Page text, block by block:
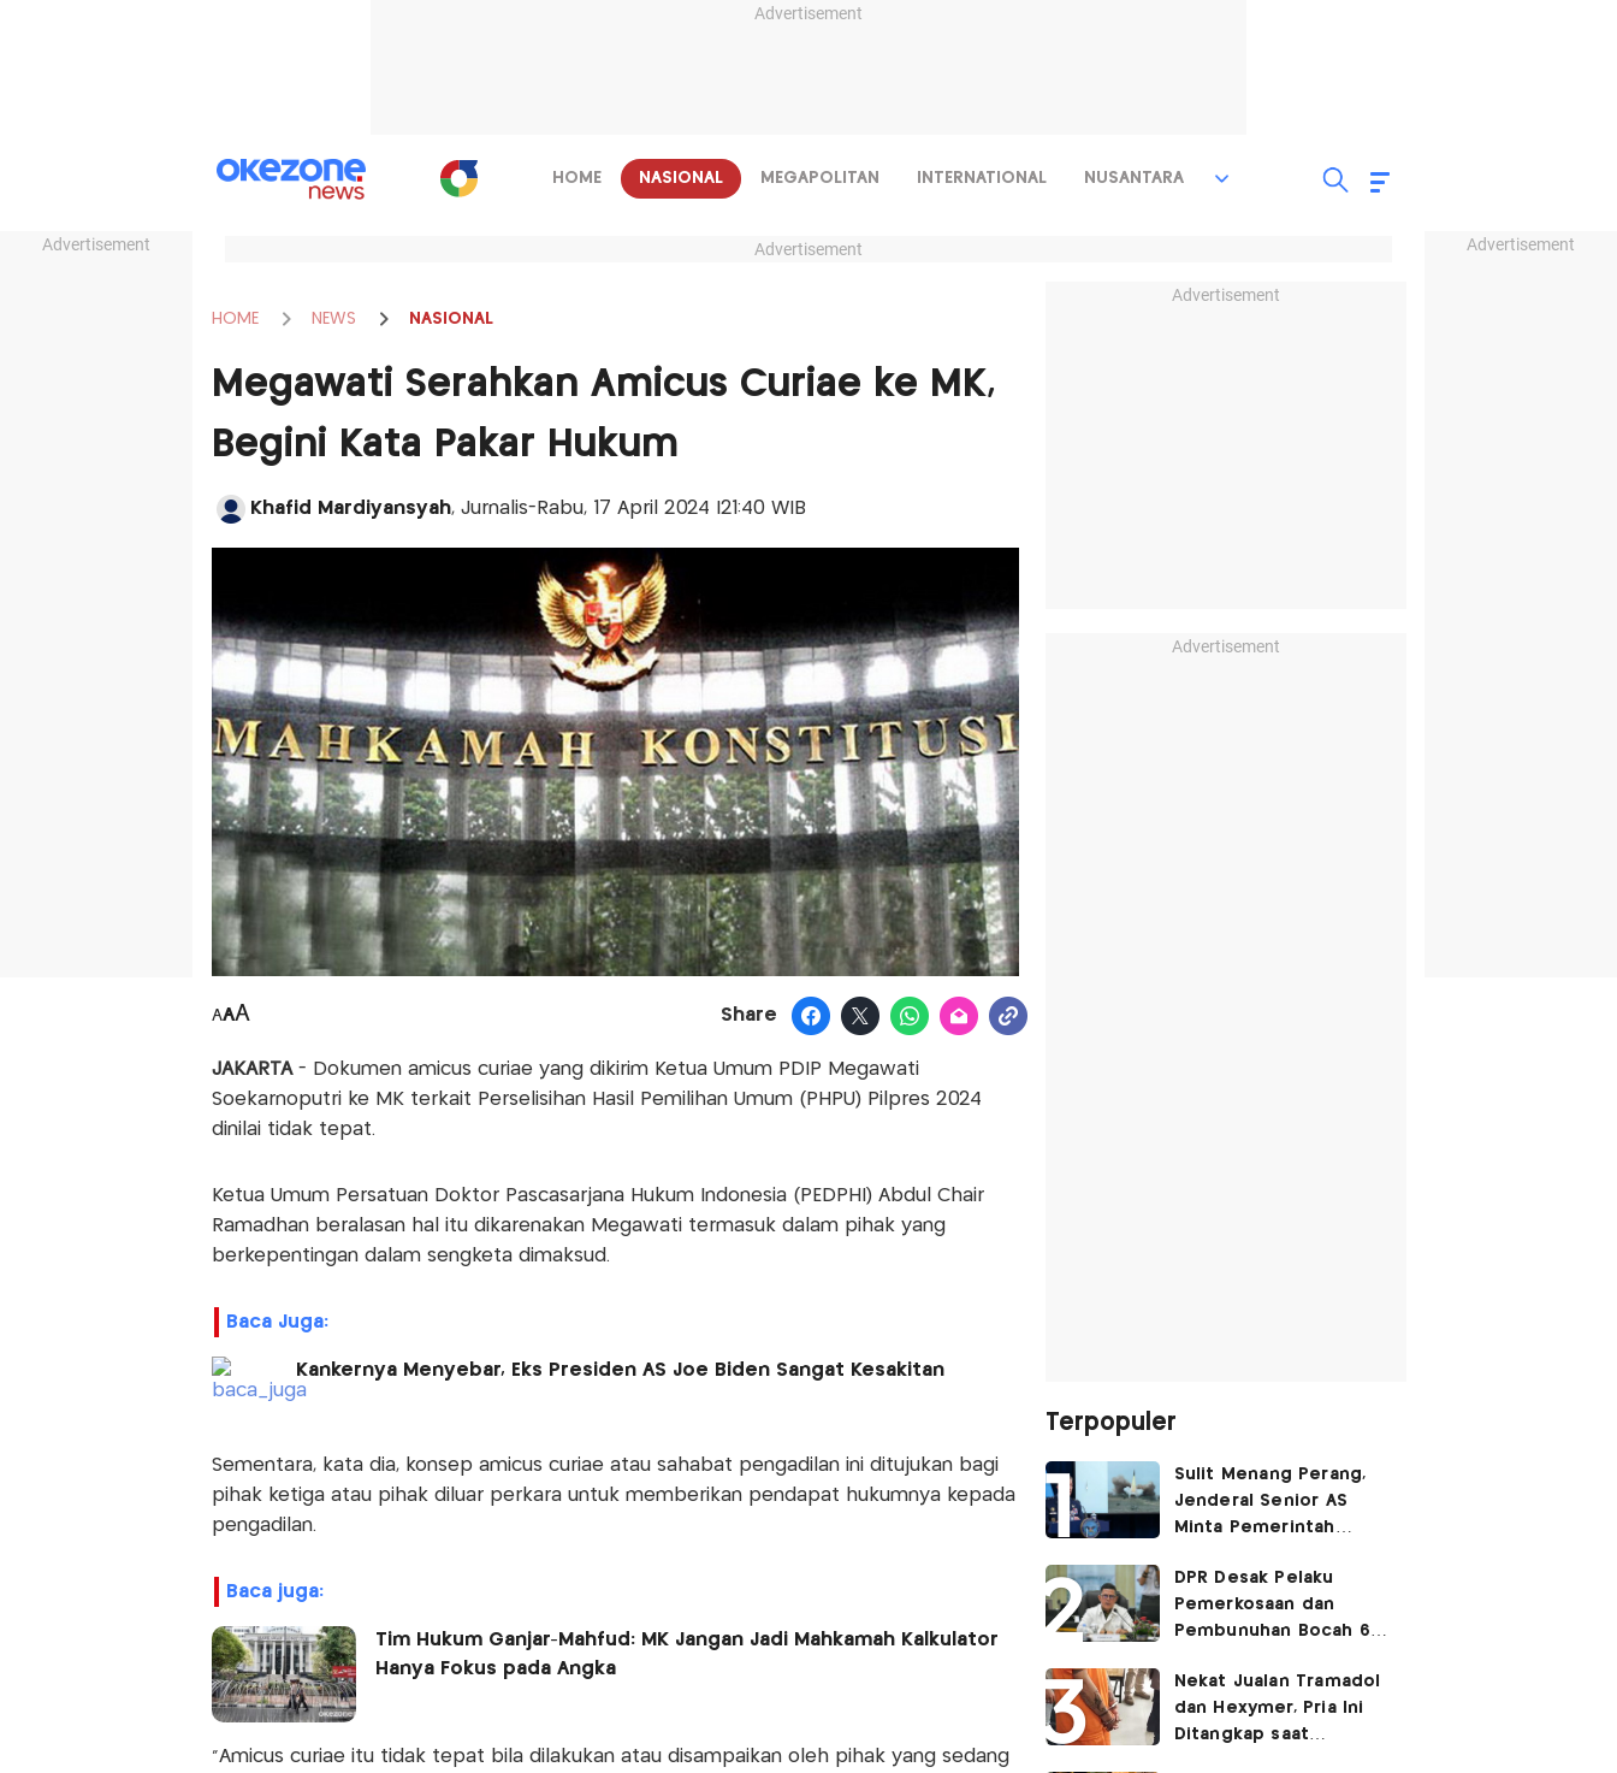
Advertisement
Advertisement Advertisement
HOME NASIONAL MEGAPOLITAN INTERNATIONAL NUSANTARA
Advertisement
HOME NEWS NASIONAL
Megawati Serahkan Amicus Curiae ke MK,
Begini Kata Pakar Hukum
Khafid Mardiyansyah, Jurnalis-Rabu, 17 April 2024 |21:40 WIB
AAA Share
JAKARTA- Dokumen amicus curiae yang dikirim Ketua Umum PDIP Megawati
Soekarnoputri ke MK terkait Perselisihan Hasil Pemilihan Umum (PHPU) Pilpres 2024
dinilai tidak tepat.
Ketua Umum Persatuan Doktor Pascasarjana Hukum Indonesia (PEDPHI) Abdul Chair
Ramadhan beralasan hal itu dikarenakan Megawati termasuk dalam pihak yang
berkepentingan dalam sengketa dimaksud.
Baca Juga:
Kankernya Menyebar, Eks Presiden AS Joe Biden Sangat Kesakitan
Sementara, kata dia, konsep amicus curiae atau sahabat pengadilan ini ditujukan bagi
pihak ketiga atau pihak diluar perkara untuk memberikan pendapat hukumnya kepada
pengadilan.
baca juga:
Tim Hukum Ganjar-Mahfud: MK Jangan Jadi Mahkamah Kalkulator
Hanya Fokus pada Angka
"Amicus curiae itu tidak tepat bila dilakukan atau disampaikan oleh pihak yang sedang
Advertisement
Advertisement
Terpopuler
Sulit Menang Perang,
Jenderal Senior AS
Minta Pemerintah
Lawan Iran
DPR Desak Pelaku
Pemerkosaan dan
Pembunuhan Bocah 6
Dihukum Seumur Hidup
Nekat Jualan Tramadol
dan Hexymer, Pria Ini
Ditangkap saat